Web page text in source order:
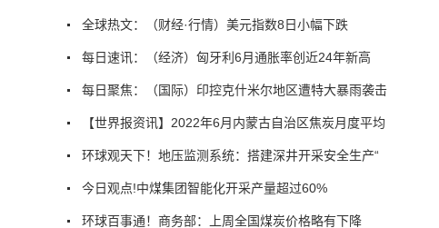
全球热文：（财经·行情）美元指数8日小幅下跌
每日速讯：（经济）匈牙利6月通胀率创近24年新高
每日聚焦：（国际）印控克什米尔地区遭特大暴雨袭击
【世界报资讯】2022年6月内蒙古自治区焦炭月度平均
环球观天下！地压监测系统：搭建深井开采安全生产“
今日观点!中煤集团智能化开采产量超过60%
环球百事通！商务部：上周全国煤炭价格略有下降